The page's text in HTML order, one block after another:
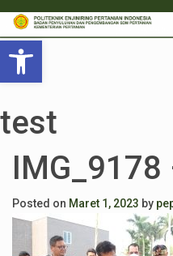
Open toolbar
test
IMG_9178
Posted on Maret 1, 2023 by